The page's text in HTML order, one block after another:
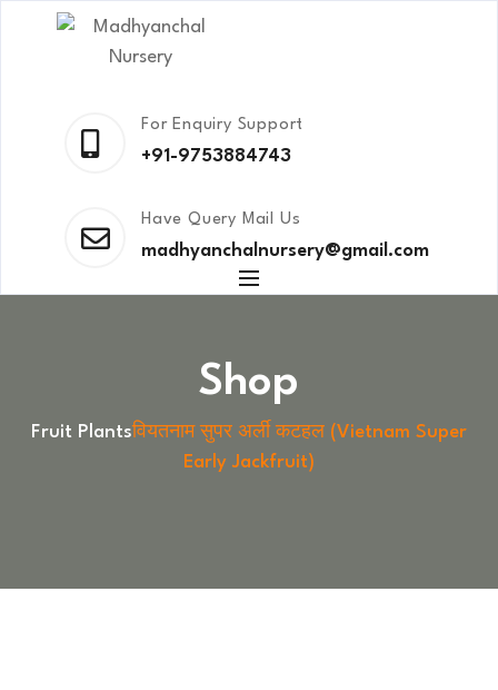
For Enquiry Support
+91-9753884743
Have Query Mail Us
madhyanchalnursery@gmail.com
Shop
Fruit Plantsवियतनाम सुपर अर्ली कटहल (Vietnam Super
Early Jackfruit)